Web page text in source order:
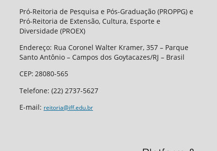
Pró-Reitoria de Pesquisa e Pós-Graduação (PROPPG) e
Pró-Reitoria de Extensão, Cultura, Esporte e
Diversidade (PROEX)
Endereço: Rua Coronel Walter Kramer, 357 – Parque
Santo Antônio – Campos dos Goytacazes/RJ – Brasil
CEP: 28080-565
Telefone: (22) 2737-5627
E-mail: reitoria@iff.edu.br